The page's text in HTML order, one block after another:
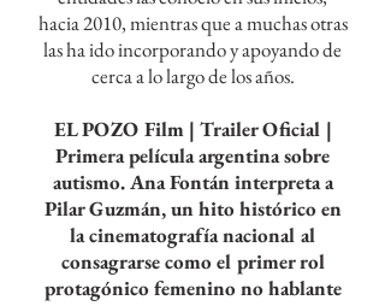
hacia 2010, mientras que a muchas otras
las ha ido incorporando y apoyando de
cerca a lo largo de los años.
EL POZO Film | Trailer Oficial |
Primera película argentina sobre
autismo. Ana Fontán interpreta a
Pilar Guzmán, un hito histórico en
la cinematografía nacional al
consagrarse como el primer rol
protagónico femenino no hablante